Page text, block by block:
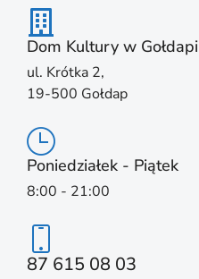
Dom Kultury w Gołdapi
ul. Krótka 2,
19-500 Gołdap
Poniedziałek - Piątek
8:00 - 21:00
87 615 08 03